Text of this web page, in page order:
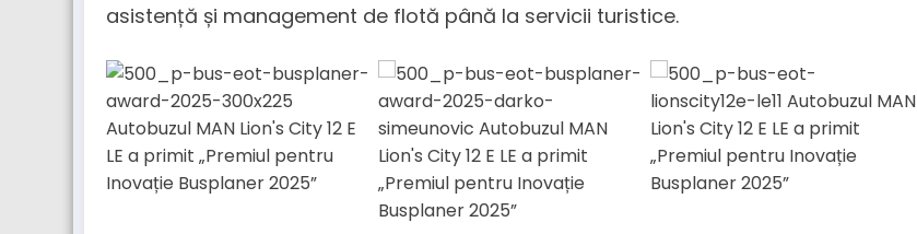
asistență și management de flotă până la servicii turistice.